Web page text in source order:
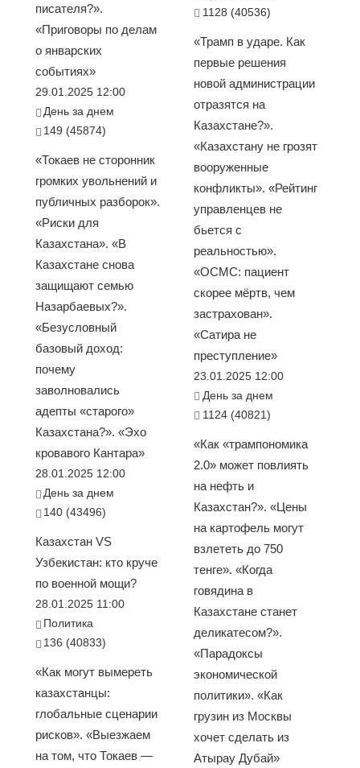
писателя?».
«Приговоры по делам
о январских
событиях»
29.01.2025 12:00
День за днем
149 (45874)
«Токаев не сторонник
громких увольнений и
публичных разборок».
«Риски для
Казахстана». «В
Казахстане снова
защищают семью
Назарбаевых?».
«Безусловный
базовый доход:
почему
заволновались
адепты «старого»
Казахстана?». «Эхо
кровавого Кантара»
28.01.2025 12:00
День за днем
140 (43496)
Казахстан VS
Узбекистан: кто круче
по военной мощи?
28.01.2025 11:00
Политика
136 (40833)
«Как могут вымереть
казахстанцы:
глобальные сценарии
рисков». «Выезжаем
на том, что Токаев —
1128 (40536)
«Трамп в ударе. Как
первые решения
новой администрации
отразятся на
Казахстане?».
«Казахстану не грозят
вооруженные
конфликты». «Рейтинг
управленцев не
бьется с
реальностью».
«ОСМС: пациент
скорее мёртв, чем
застрахован».
«Сатира не
преступление»
23.01.2025 12:00
День за днем
1124 (40821)
«Как «трампономика
2.0» может повлиять
на нефть и
Казахстан?». «Цены
на картофель могут
взлететь до 750
тенге». «Когда
говядина в
Казахстане станет
деликатесом?».
«Парадоксы
экономической
политики». «Как
грузин из Москвы
хочет сделать из
Атырау Дубай»